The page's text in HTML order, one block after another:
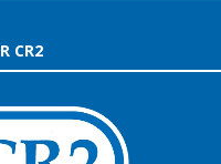
CR2